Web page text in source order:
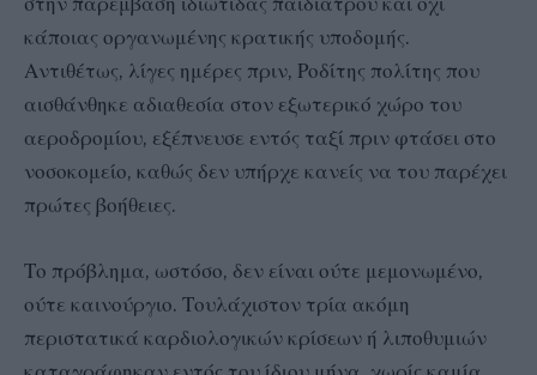
κάποιας οργανωμένης κρατικής υποδομής.
Αντιθέτως, λίγες ημέρες πριν, Ροδίτης πολίτης που
αισθάνθηκε αδιαθεσία στον εξωτερικό χώρο του
αεροδρομίου, εξέπνευσε εντός ταξί πριν φτάσει στο
νοσοκομείο, καθώς δεν υπήρχε κανείς να του παρέχει
πρώτες βοήθειες.
Το πρόβλημα, ωστόσο, δεν είναι ούτε μεμονωμένο,
ούτε καινούργιο. Τουλάχιστον τρία ακόμη
περιστατικά καρδιολογικών κρίσεων ή λιποθυμιών